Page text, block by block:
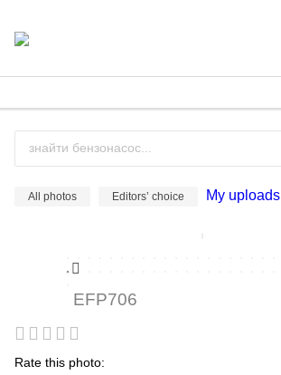
All photos Editors’ choice My uploads
EFP706
Rate this photo: